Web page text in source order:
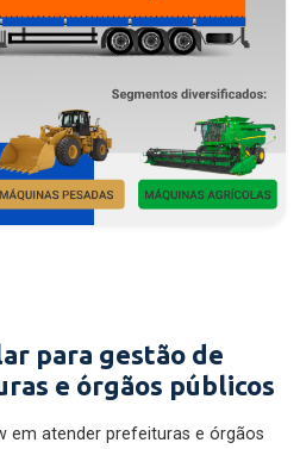
para gestão de
e órgãos públicos
em atender prefeituras e órgãos